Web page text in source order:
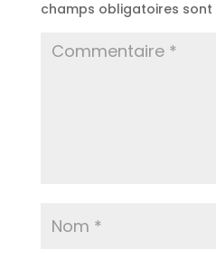
champs obligatoires sont